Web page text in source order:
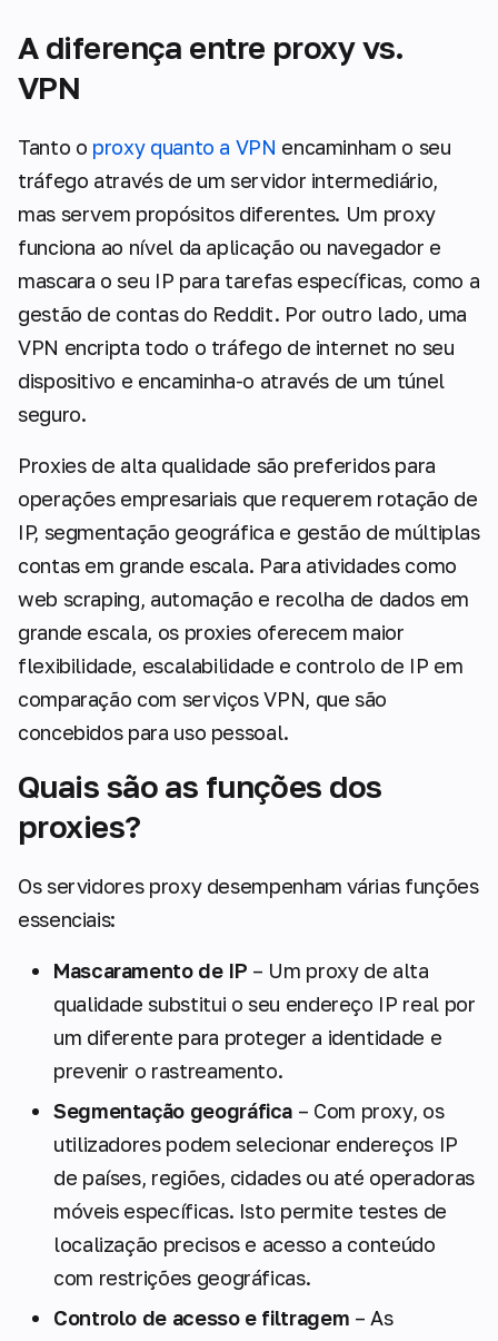
A diferença entre proxy vs.
VPN
Tanto o proxy quanto a VPN encaminham o seu
tráfego através de um servidor intermediário,
mas servem propósitos diferentes. Um proxy
funciona ao nível da aplicação ou navegador e
mascara o seu IP para tarefas específicas, como a
gestão de contas do Reddit. Por outro lado, uma
VPN encripta todo o tráfego de internet no seu
dispositivo e encaminha-o através de um túnel
seguro.
Proxies de alta qualidade são preferidos para
operações empresariais que requerem rotação de
IP, segmentação geográfica e gestão de múltiplas
contas em grande escala. Para atividades como
web scraping, automação e recolha de dados em
grande escala, os proxies oferecem maior
flexibilidade, escalabilidade e controlo de IP em
comparação com serviços VPN, que são
concebidos para uso pessoal.
Quais são as funções dos
proxies?
Os servidores proxy desempenham várias funções
essenciais:
Mascaramento de IP – Um proxy de alta
qualidade substitui o seu endereço IP real por
um diferente para proteger a identidade e
prevenir o rastreamento.
Segmentação geográfica – Com proxy, os
utilizadores podem selecionar endereços IP
de países, regiões, cidades ou até operadoras
móveis específicas. Isto permite testes de
localização precisos e acesso a conteúdo
com restrições geográficas.
Controlo de acesso e filtragem – As